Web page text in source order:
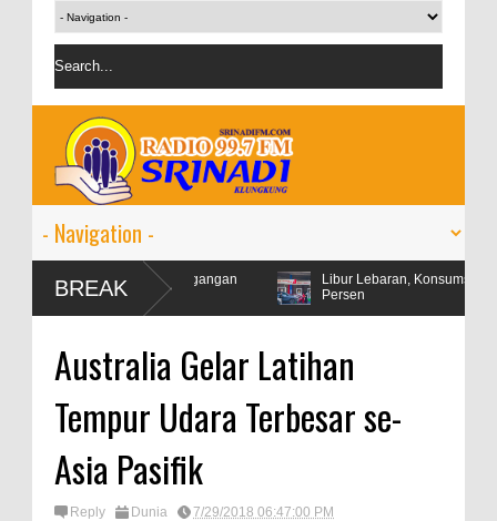
BREAK
di tengah ketegangan
Libur Lebaran, Konsumsi Pertamax Naik
Persen
Australia Gelar Latihan
Tempur Udara Terbesar se-
Asia Pasifik
Reply Dunia 7/29/2018 06:47:00 PM